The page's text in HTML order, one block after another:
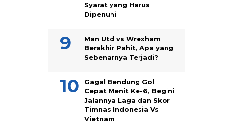
Syarat yang Harus
Dipenuhi
Man Utd vs Wrexham
Berakhir Pahit, Apa yang
Sebenarnya Terjadi?
Gagal Bendung Gol
Cepat Menit Ke-6, Begini
Jalannya Laga dan Skor
Timnas Indonesia Vs
Vietnam